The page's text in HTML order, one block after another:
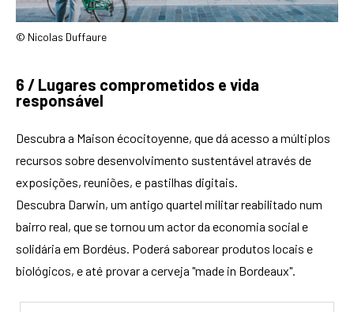
© Nicolas Duffaure
6 / Lugares comprometidos e vida
responsável
Descubra a Maison écocitoyenne, que dá acesso a múltiplos
recursos sobre desenvolvimento sustentável através de
exposições, reuniões, e pastilhas digitais.
Descubra Darwin, um antigo quartel militar reabilitado num
bairro real, que se tornou um actor da economia social e
solidária em Bordéus. Poderá saborear produtos locais e
biológicos, e até provar a cerveja "made in Bordeaux".